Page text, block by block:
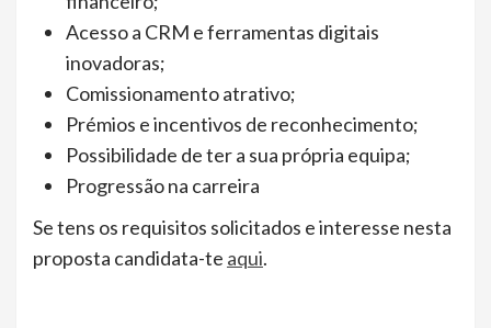
Acesso a CRM e ferramentas digitais
inovadoras;
Comissionamento atrativo;
Prémios e incentivos de reconhecimento;
Possibilidade de ter a sua própria equipa;
Progressão na carreira
Se tens os requisitos solicitados e interesse nesta
proposta candidata-te aqui.